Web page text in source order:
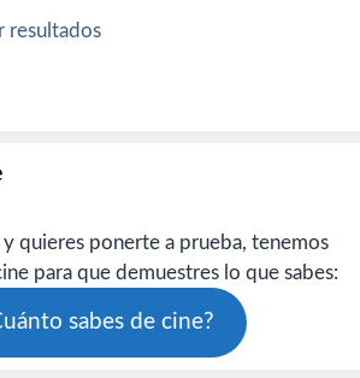
resultados
quieres ponerte a prueba, tenemos
para que demuestres lo que sabes:
sabes de cine?